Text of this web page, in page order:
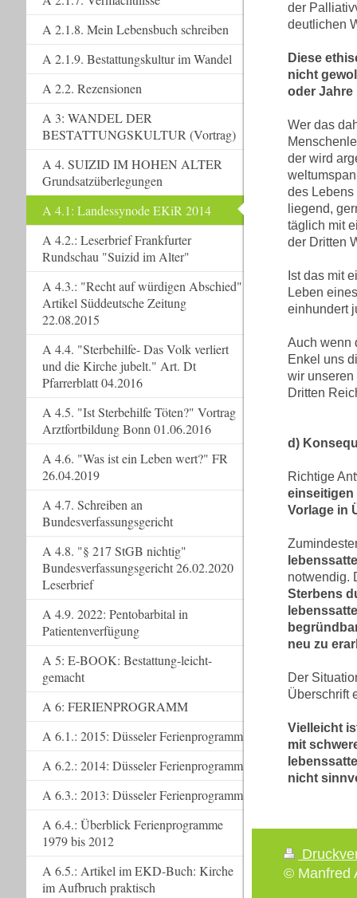
der
deutlichen
Diese
nicht
oder Jahre
Wer das
der wird
des Lebens
liegend,
täglich mit
der Dritten
Ist das mit
Leben
einhundert
Auch wenn
Enkel uns
wir
Dritten
d)
Richtige
einseitigen
Vorlage in
notwendig.
Sterbens
neu zu
Der
Überschrift
Vielleicht
mit
nicht
© Manfred
A 2.1.8. Mein Lebensbuch schreiben
A 2.1.9. Bestattungskultur im Wandel
A 2.2. Rezensionen
A 3: WANDEL DER
BESTATTUNGSKULTUR (Vortrag)
A 4. SUIZID IM HOHEN ALTER
Grundsatzüberlegungen
A 4.1: Landessynode EKiR 2014
A 4.2.: Leserbrief Frankfurter
Rundschau "Suizid im Alter"
A 4.3.: "Recht auf würdigen Abschied"
Artikel Süddeutsche Zeitung
22.08.2015
A 4.4. "Sterbehilfe- Das Volk verliert
und die Kirche jubelt." Art. Dt
Pfarrerblatt 04.2016
A 4.5. "Ist Sterbehilfe Töten?" Vortrag
Arztfortbildung Bonn 01.06.2016
A 4.6. "Was ist ein Leben wert?" FR
26.04.2019
A 4.7. Schreiben an
Bundesverfassungsgericht
A 4.8. "§ 217 StGB nichtig"
Bundesverfassungsgericht 26.02.2020
Leserbrief
A 4.9. 2022: Pentobarbital in
Patientenverfügung
A 5: E-BOOK: Bestattung-leicht-
gemacht
A 6: FERIENPROGRAMM
A 6.1.: 2015: Düsseler Ferienprogramm
A 6.2.: 2014: Düsseler Ferienprogramm
A 6.3.: 2013: Düsseler Ferienprogramm
A 6.4.: Überblick Ferienprogramme
1979 bis 2012
A 6.5.: Artikel im EKD-Buch: Kirche
im Aufbruch praktisch